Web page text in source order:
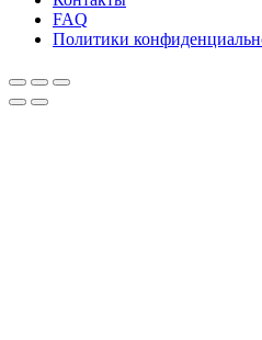
FAQ
Политики